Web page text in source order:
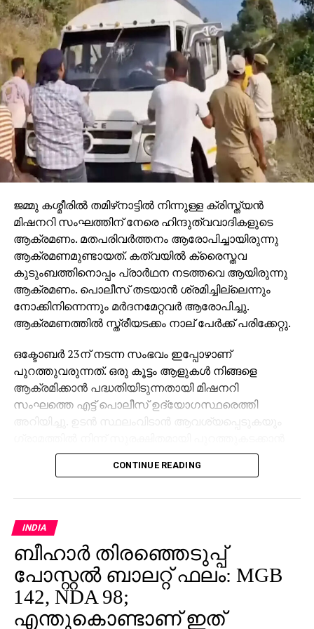
സാധിക്കാത്തത് എന്നും സെക്രട്ടറി അതോടൊപ്പം
മറുപടി നൽകി.
സെക്രട്ടറിയുമായുള്ള കൂടിക്കാഴ്ചക്ക്ക്‌ ശേഷം കേന്ദ്ര
ന്യൂനപക്ഷ കാര്യസഹമന്ത്രി ജോർജ് കൂര്യന്
വിഷയത്തിൽ കത്തയക്കുകയും വിളിച്ചു
സംസാരിക്കുകയും ചെയ്തു.
RELATED TOPICS: HARRIS BEERAN MP
MUSLIMLEAGUE
NEWS
പത്തനംതിട്ട പോക്സോ കേസ്; മൂന്ന് പ്രതികൾ
കൂടി കസ്റ്റഡിയിൽ
DON'T MISS
ഹണി ട്രാപ്പ്; വൈദികനില്‍ നിന്ന് ലക്ഷങ്ങള്‍
തട്ടിയെടുത്ത രണ്ട് പേര്‍ അറസ്റ്റില്‍
ജമ്മു കശ്മീരില്‍ തമിഴ്‌നാട്ടില്‍ നിന്നുള്ള ക്രിസ്ത്യന്‍
മിഷനറി സംഘത്തിന് നേരെ ഹിന്ദുത്വവാദികളുടെ
ആക്രമണം. മതപരിവര്‍ത്തനം ആരോപിച്ചായിരുന്നു
ആക്രമണമുണ്ടായത്. കത്വയില്‍ ക്രൈസ്തവ
കുടുംബത്തിനൊപ്പം പ്രാര്‍ഥന നടത്തവെ ആയിരുന്നു
ആക്രമണം. പൊലീസ് തടയാന്‍ ശ്രമിച്ചില്ലെന്നും
നോക്കിനിന്നെന്നും മര്‍ദനമേറ്റവര്‍ ആരോപിച്ചു.
ആക്രമണത്തില്‍ സ്ത്രീയടക്കം നാല് പേര്‍ക്ക് പരിക്കേറ്റു.
ഒക്ടോബര്‍ 23ന് നടന്ന സംഭവം ഇപ്പോഴാണ്
പുറത്തുവരുന്നത്. ഒരു കൂട്ടം ആളുകള്‍ നിങ്ങളെ
ആക്രമിക്കാന്‍ പദ്ധതിയിടുന്നതായി മിഷനറി
സംഘത്തെ എട്ട് പൊലീസ് ഉദ്യോഗസ്ഥരെത്തി
അറിയിച്ചു. ഉടന്‍ സ്ഥലംവിടാന്‍ ആവശ്യപ്പെടുകയും
സംരക്ഷണം നല്‍കാമെന്ന് പറയുകയും ചെയ്തു.
വാഹനത്തെ 500 മീറ്റര്‍ ദൂരം പൊലീസ് സംഘം
അനുഗമിച്ചു. എന്നാല്‍ ഹിന്ദുത്വ അക്രമികള്‍ ഇരുമ്പ്
വടികളും മരക്കഷണങ്ങളുമായി ചാടിവീഴുകയും വാഹനം
തടയുകയും ചെയ്തു. മിനി ബസിന്റെ വാതില്‍
തുറക്കാനാവശ്യപ്പെട്ട അക്രമികള്‍,
വാഹനത്തിലുണ്ടായിരുന്നവരെ അടിക്കാനും
ഭീഷണിപ്പെടുത്താനും തുടങ്ങി. വാഹനത്തിന്റെ ബസിന്റെ
വിന്‍ഡ്ഷീല്‍ഡും വിന്‍ഡോകളും തകര്‍ത്ത അക്രമികള്‍
CONTINUE READING
INDIA
ബീഹാർ തിരഞ്ഞെടുപ്പ്
പോസ്റ്റൽ ബാലറ്റ് ഫലം: MGB
142, NDA 98;
എന്തുകൊണ്ടാണ് ഇത്